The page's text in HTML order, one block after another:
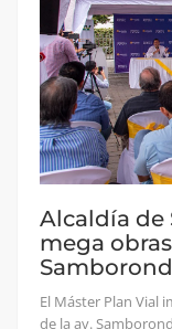
Alcaldía de
mega
El Máster Plan Vial
de la av.